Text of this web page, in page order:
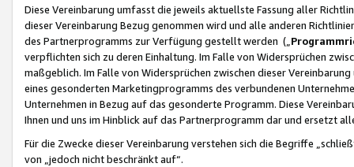
Diese Vereinbarung umfasst die jeweils aktuellste Fassung aller
dieser Vereinbarung Bezug genommen wird und alle anderen
des Partnerprogramms zur Verfügung gestellt werden („
verpflichten sich zu deren Einhaltung. Im Falle von Widersprüchen
maßgeblich. Im Falle von Widersprüchen zwischen dieser
eines gesonderten Marketingprogramms des verbundenen
Unternehmen in Bezug auf das gesonderte Programm. Diese
Ihnen und uns im Hinblick auf das Partnerprogramm dar und ersetzt
Für die Zwecke dieser Vereinbarung verstehen sich die Begriffe
von „jedoch nicht beschränkt auf“.